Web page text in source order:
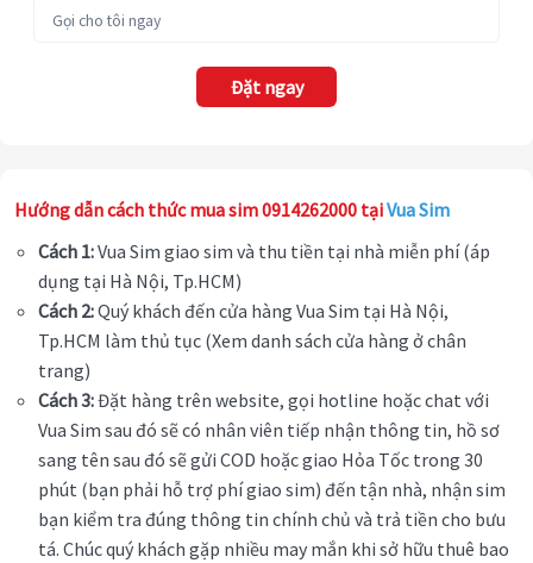
Đặt ngay
Hướng dẫn cách thức mua sim 0914262000 tạiVua Sim
Cách 1:Vua Sim giao sim và thu tiền tại nhà miễn phí (áp
dụng tại Hà Nội, Tp.HCM)
Cách 2:Quý khách đến cửa hàng Vua Sim tại Hà Nội,
Tp.HCM làm thủ tục (Xem danh sách cửa hàng ở chân
trang)
Cách 3:Đặt hàng trên website, gọi hotline hoặc chat với
Vua Sim sau đó sẽ có nhân viên tiếp nhận thông tin, hồ sơ
sang tên sau đó sẽ gửi COD hoặc giao Hỏa Tốc trong 30
phút (bạn phải hỗ trợ phí giao sim) đến tận nhà, nhận sim
bạn kiểm tra đúng thông tin chính chủ và trả tiền cho bưu
tá. Chúc quý khách gặp nhiều may mắn khi sở hữu thuê bao